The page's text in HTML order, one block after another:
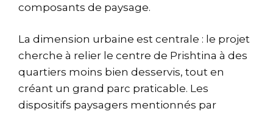
composants de paysage.
La dimension urbaine est centrale : le projet
cherche à relier le centre de Prishtina à des
quartiers moins bien desservis, tout en
créant un grand parc praticable. Les
dispositifs paysagers mentionnés par